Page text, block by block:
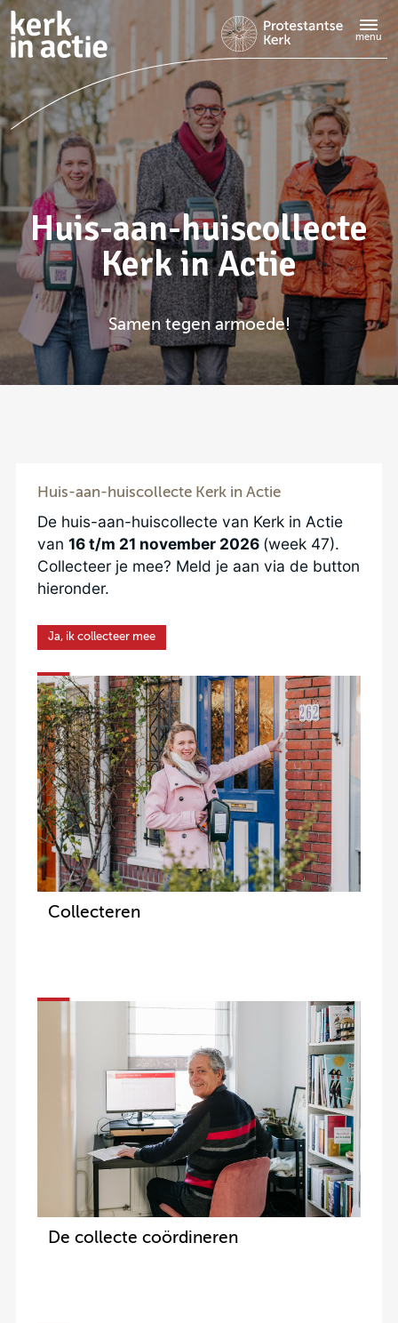
Doorgaan
naar
hoofdinhoud
menu
Huis-aan-huiscollecte
Kerk in Actie
Samen tegen armoede!
Huis-aan-huiscollecte Kerk in Actie
De huis-aan-huiscollecte van Kerk in Actie
van 16 t/m 21 november 2026 (week 47).
Collecteer je mee? Meld je aan via de button
hieronder.
Ja, ik collecteer mee
Collecteren
De collecte coördineren